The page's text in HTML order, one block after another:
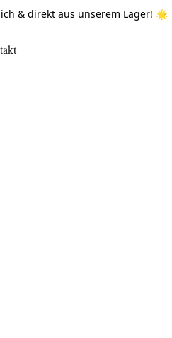
& direkt aus unserem Lager! 🌟